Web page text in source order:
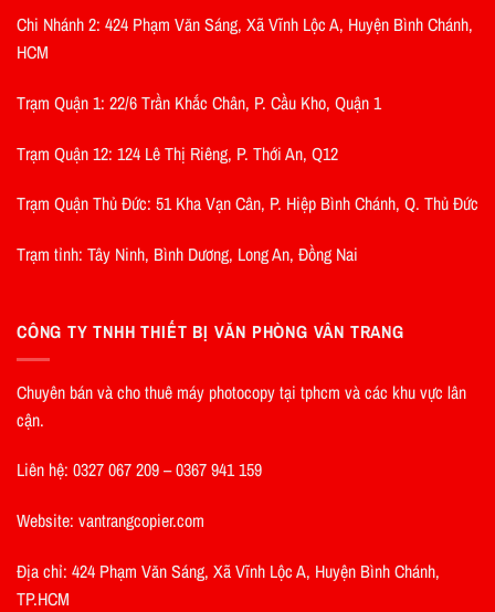
Chi Nhánh 2: 424 Phạm Văn Sáng, Xã Vĩnh Lộc A, Huyện Bình Chánh,
HCM
Trạm Quận 1: 22/6 Trần Khắc Chân, P. Cầu Kho, Quận 1
Trạm Quận 12: 124 Lê Thị Riêng, P. Thới An, Q12
Trạm Quận Thủ Đức: 51 Kha Vạn Cân, P. Hiệp Bình Chánh, Q. Thủ Đức
Trạm tỉnh: Tây Ninh, Bình Dương, Long An, Đồng Nai
CÔNG TY TNHH THIẾT BỊ VĂN PHÒNG VÂN TRANG
Chuyên bán và cho thuê máy photocopy tại tphcm và các khu vực lân
cận.
Liên hệ: 0327 067 209 – 0367 941 159
Website: vantrangcopier.com
Địa chỉ: 424 Phạm Văn Sáng, Xã Vĩnh Lộc A, Huyện Bình Chánh,
TP.HCM